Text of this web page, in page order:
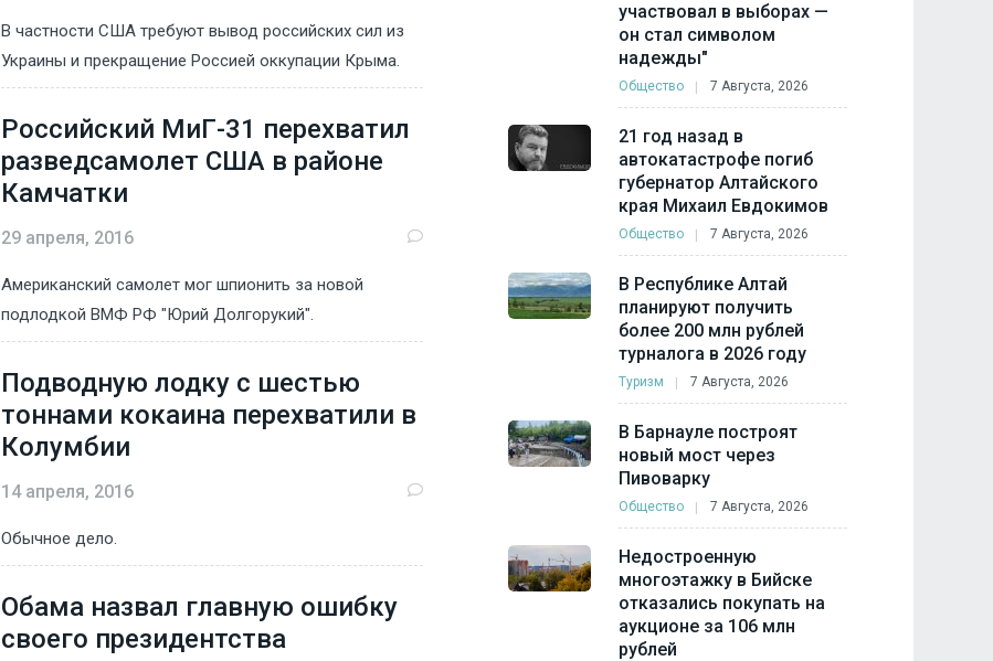
В частности США требуют вывод российских сил из
Украины и прекращение Россией оккупации Крыма.
Российский МиГ-31 перехватил
разведсамолет США в районе
Камчатки
29 апреля, 2016
Американский самолет мог шпионить за новой
подлодкой ВМФ РФ "Юрий Долгорукий".
Подводную лодку с шестью
тоннами кокаина перехватили в
Колумбии
14 апреля, 2016
Обычное дело.
Обама назвал главную ошибку
своего президентства
участвовал в выборах —
он стал символом
надежды"
Общество 7 Августа, 2026
21 год назад в
автокатастрофе погиб
губернатор Алтайского
края Михаил Евдокимов
Общество 7 Августа, 2026
В Республике Алтай
планируют получить
более 200 млн рублей
турналога в 2026 году
Туризм 7 Августа, 2026
В Барнауле построят
новый мост через
Пивоварку
Общество 7 Августа, 2026
Недостроенную
многоэтажку в Бийске
отказались покупать на
аукционе за 106 млн
рублей